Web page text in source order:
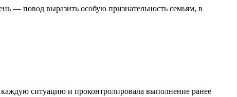
— повод выразить особую признательность семьям, в
ситуацию и проконтролировала выполнение ранее